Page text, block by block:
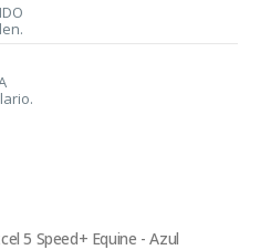
5 Speed+ Equine - Azul